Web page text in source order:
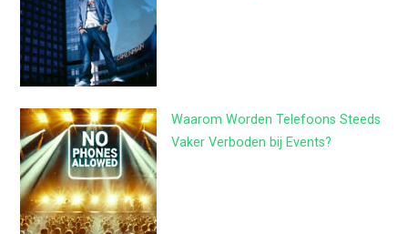
Waarom Worden Telefoons Steeds
Vaker Verboden bij Events?